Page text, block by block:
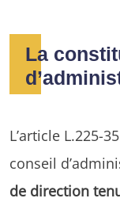
La
L’article L.225-
conseil
de direction